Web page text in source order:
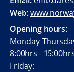
Web:
Opening hours:
Monday-
8:00hrs - 15:00hrs
Friday: